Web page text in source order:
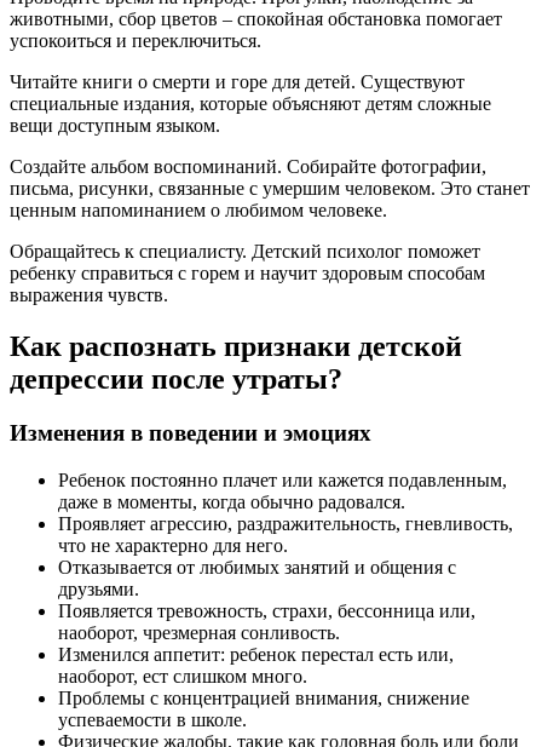
животными, сбор цветов – спокойная обстановка помогает
успокоиться и переключиться.
Читайте книги о смерти и горе для детей. Существуют
специальные издания, которые объясняют детям сложные
вещи доступным языком.
Создайте альбом воспоминаний. Собирайте фотографии,
письма, рисунки, связанные с умершим человеком. Это станет
ценным напоминанием о любимом человеке.
Обращайтесь к специалисту. Детский психолог поможет
ребенку справиться с горем и научит здоровым способам
выражения чувств.
Как распознать признаки детской
депрессии после утраты?
Изменения в поведении и эмоциях
Ребенок постоянно плачет или кажется подавленным,
даже в моменты, когда обычно радовался.
Проявляет агрессию, раздражительность, гневливость,
что не характерно для него.
Отказывается от любимых занятий и общения с
друзьями.
Появляется тревожность, страхи, бессонница или,
наоборот, чрезмерная сонливость.
Изменился аппетит: ребенок перестал есть или,
наоборот, ест слишком много.
Проблемы с концентрацией внимания, снижение
успеваемости в школе.
Физические жалобы, такие как головная боль или боли